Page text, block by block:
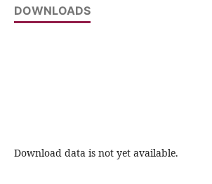
DOWNLOADS
Download data is not yet available.